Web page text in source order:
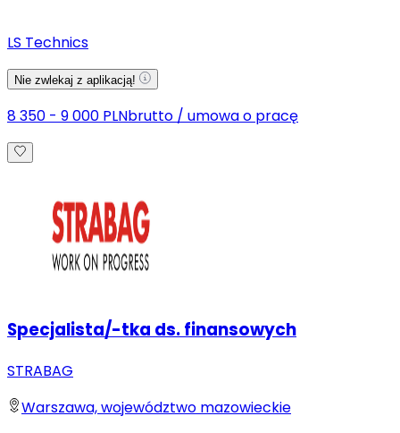
LS Technics
Nie zwlekaj z aplikacją!
8 350 - 9 000 PLNbrutto / umowa o pracę
Specjalista/-tka ds. finansowych
STRABAG
Warszawa, województwo mazowieckie